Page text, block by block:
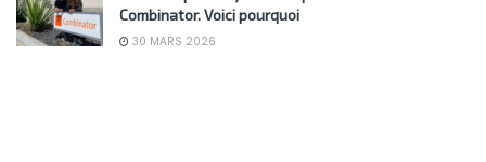
Combinator. Voici pourquoi
30 MARS 2026